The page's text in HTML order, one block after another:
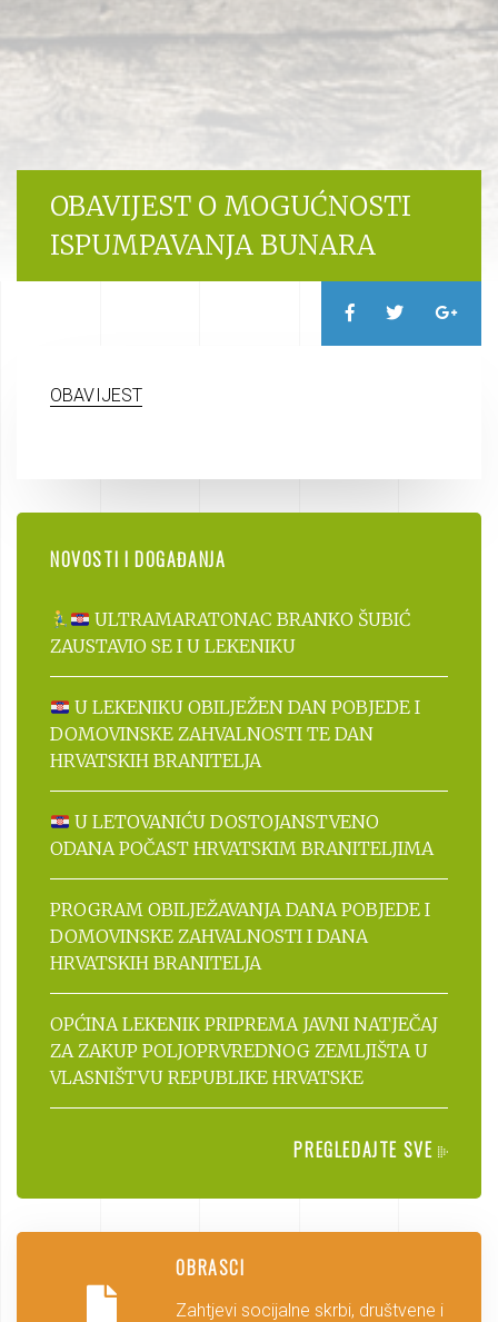
OBAVIJEST O MOGUĆNOSTI
ISPUMPAVANJA BUNARA
OBAVIJEST
NOVOSTI I DOGAĐANJA
ULTRAMARATONAC BRANKO ŠUBIĆ
ZAUSTAVIO SE I U LEKENIKU
U LEKENIKU OBILJEŽEN DAN POBJEDE I
DOMOVINSKE ZAHVALNOSTI TE DAN
HRVATSKIH BRANITELJA
U LETOVANIĆU DOSTOJANSTVENO
ODANA POČAST HRVATSKIM BRANITELJIMA
PROGRAM OBILJEŽAVANJA DANA POBJEDE I
DOMOVINSKE ZAHVALNOSTI I DANA
HRVATSKIH BRANITELJA
OPĆINA LEKENIK PRIPREMA JAVNI NATJEČAJ
ZA ZAKUP POLJOPRVREDNOG ZEMLJIŠTA U
VLASNIŠTVU REPUBLIKE HRVATSKE
PREGLEDAJTE SVE
OBRASCI
Zahtjevi socijalne skrbi, društvene i